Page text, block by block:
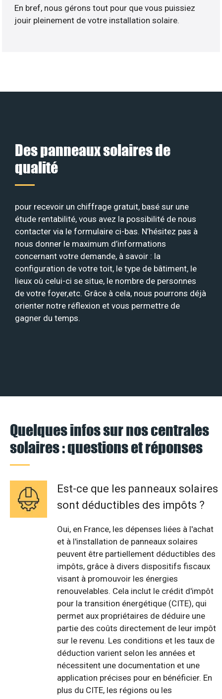
En bref, nous gérons tout pour que vous puissiez
jouir pleinement de votre installation solaire.
Des panneaux solaires de
qualité
pour recevoir un chiffrage gratuit, basé sur une
étude rentabilité, vous avez la possibilité de nous
contacter via le formulaire ci-bas. N’hésitez pas à
nous donner le maximum d’informations
concernant votre demande, à savoir : la
configuration de votre toit, le type de bâtiment, le
lieux où celui-ci se situe, le nombre de personnes
de votre foyer,etc. Grâce à cela, nous pourrons déjà
orienter notre réflexion et vous permettre de
gagner du temps.
Quelques infos sur nos centrales
solaires : questions et réponses
Est-ce que les panneaux solaires
sont déductibles des impôts ?
Oui, en France, les dépenses liées à l'achat
et à l'installation de panneaux solaires
peuvent être partiellement déductibles des
impôts, grâce à divers dispositifs fiscaux
visant à promouvoir les énergies
renouvelables. Cela inclut le crédit d'impôt
pour la transition énergétique (CITE), qui
permet aux propriétaires de déduire une
partie des coûts directement de leur impôt
sur le revenu. Les conditions et les taux de
déduction varient selon les années et
nécessitent une documentation et une
application précises pour en bénéficier. En
plus du CITE, les régions ou les